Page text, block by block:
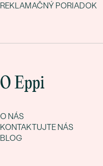
REKLAMAČNÝ PORIADOK
O Eppi
O NÁS
KONTAKTUJTE NÁS
BLOG